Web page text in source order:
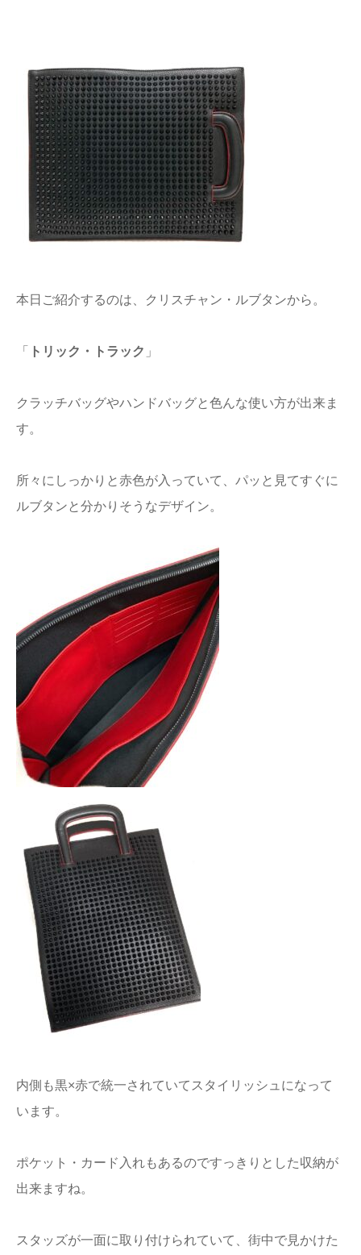
本日ご紹介するのは、クリスチャン・ルブタンから。
「 トリック・トラック 」
クラッチバッグやハンドバッグと色んな使い方が出来ま
す。
所々にしっかりと赤色が入っていて、パッと見てすぐに
ルブタンと分かりそうなデザイン。
内側も黒×赤で統一されていてスタイリッシュになって
います。
ポケット・カード入れもあるのですっきりとした収納が
出来ますね。
スタッズが一面に取り付けられていて、街中で見かけた